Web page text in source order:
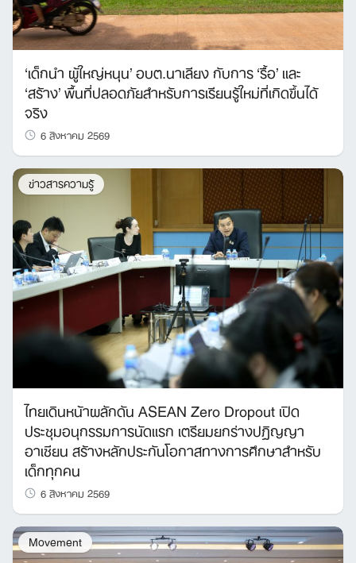
‘เด็กนำ ผู้ใหญ่หนุน’ อบต.นาเลียง กับการ ‘รื้อ’ และ
‘สร้าง’ พื้นที่ปลอดภัยสำหรับการเรียนรู้ใหม่ที่เกิดขึ้นได้
จริง
6 สิงหาคม 2569
ข่าวสารความรู้
ไทยเดินหน้าผลักดัน ASEAN Zero Dropout เปิด
ประชุมอนุกรรมการนัดแรก เตรียมยกร่างปฏิญญา
อาเซียน สร้างหลักประกันโอกาสทางการศึกษาสำหรับ
เด็กทุกคน
6 สิงหาคม 2569
Movement